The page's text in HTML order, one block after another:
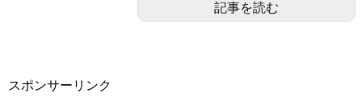
記事を読む
スポンサーリンク